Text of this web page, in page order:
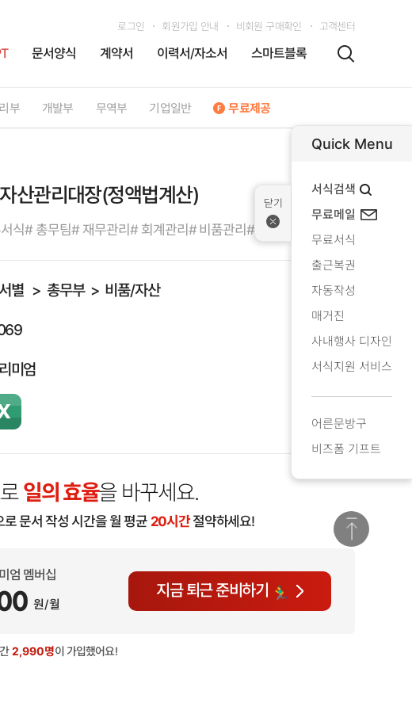
문서양식 계약서 이력서/자소서 스마트블록
로그인 회원가입 안내 비회원 구매확인 고객센터
부 개발부 무역부 기업일반 무료제공
산관리대장(정액법계산)
식# 총무팀# 재무관리 # 회계관리 # 비품관리# 경리
별 총무부 비품/자산
미엄
일의 효율을 바꾸세요.
로 문서 작성 시간을 월 평균 20시간절약하세요!
엄 멤버십
원/월
지금 퇴근 준비하기
간2,990명이 가입했어요!
Quick Menu
서식검색
무료메일
무료서식
출근복권
자동작성
매거진
사내행사 디자인
서식지원 서비스
어른문방구
비즈폼 기프트